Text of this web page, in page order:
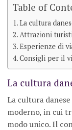
Table of
La cultura
Attrazioni
Esperienze di
Consigli per il
La cultura
La cultura
moderno, in cui
modo unico. Il